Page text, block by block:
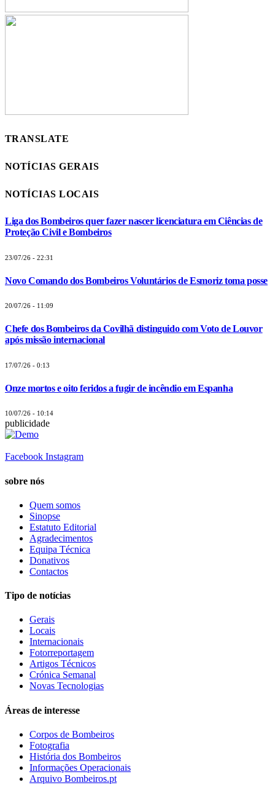
TRANSLATE
NOTÍCIAS GERAIS
NOTÍCIAS LOCAIS
Liga dos Bombeiros quer fazer nascer licenciatura em Ciências de
Proteção Civil e Bombeiros
23/07/26 - 22:31
Novo Comando dos Bombeiros Voluntários de Esmoriz toma posse
20/07/26 - 11:09
Chefe dos Bombeiros da Covilhã distinguido com Voto de Louvor
após missão internacional
17/07/26 - 0:13
Onze mortos e oito feridos a fugir de incêndio em Espanha
10/07/26 - 10:14
publicidade
Facebook Instagram
sobre nós
Quem somos
Sinopse
Estatuto Editorial
Agradecimentos
Equipa Técnica
Donativos
Contactos
Tipo de notícias
Gerais
Locais
Internacionais
Fotorreportagem
Artigos Técnicos
Crónica Semanal
Novas Tecnologias
Áreas de interesse
Corpos de Bombeiros
Fotografia
História dos Bombeiros
Informações Operacionais
Arquivo Bombeiros.pt